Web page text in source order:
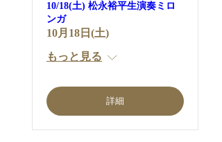
10/18(土) 松永裕平生演奏ミロ
ンガ
10月18日(土)
もっと見る
詳細